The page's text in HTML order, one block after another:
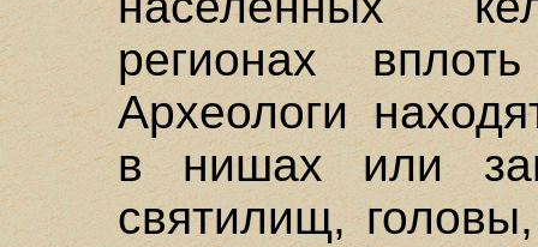
регионах
Археологи
в нишах или
святилищ,